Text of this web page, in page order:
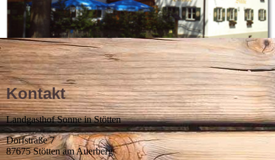
Kontakt
Landgasthof Sonne in Stötten
Dorfstraße 7
87675 Stötten am Auerberg